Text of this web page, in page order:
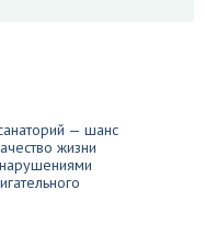
— шанс
жизни